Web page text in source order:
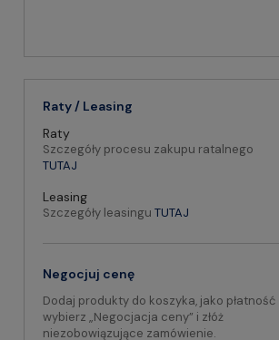
Raty / Leasing
Raty
Szczegóły procesu zakupu ratalnego
TUTAJ
Leasing
Szczegóły leasingu TUTAJ
Negocjuj cenę
Dodaj produkty do koszyka, jako płatność
wybierz „Negocjacja ceny” i złóż
niezobowiązujące zamówienie.